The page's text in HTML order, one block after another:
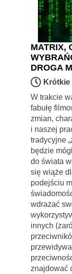
MATRIX,
DROGA
W trakcie
fabułę
zmian,
i naszej
tradycyjne
będzie
do świata
się wiąże
podejściu
wdrażać
innych
znajdować